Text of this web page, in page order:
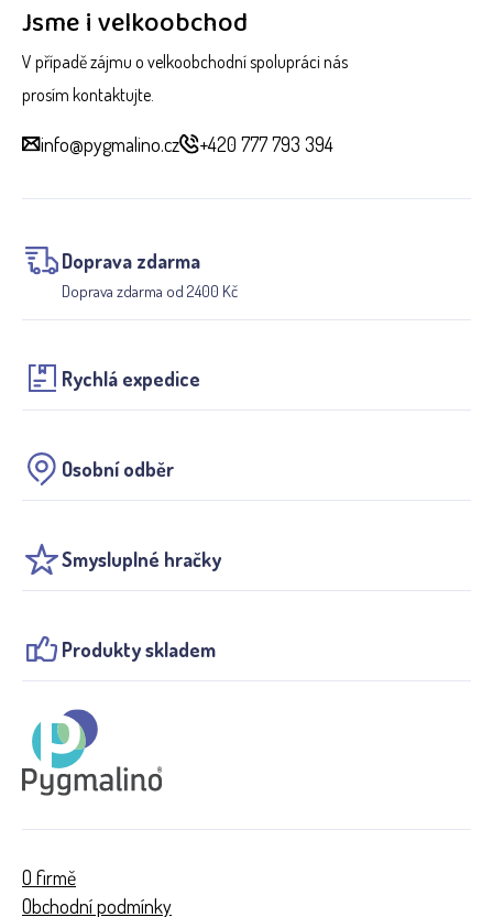
Jsme i velkoobchod
V případě zájmu o velkoobchodní spolupráci nás
prosím kontaktujte.
info@pygmalino.cz +420 777 793 394
Doprava zdarma
Doprava zdarma od 2400 Kč
Rychlá expedice
Osobní odběr
Smysluplné hračky
Produkty skladem
O firmě
Obchodní podmínky